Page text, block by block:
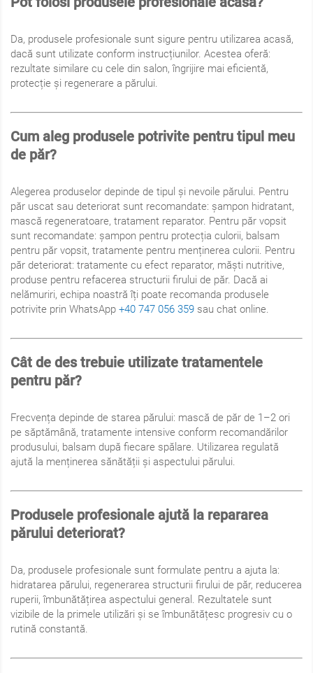
Da, produsele profesionale sunt sigure pentru utilizarea acasă,
dacă sunt utilizate conform instrucțiunilor. Acestea oferă:
rezultate similare cu cele din salon, îngrijire mai eficientă,
protecție și regenerare a părului.
Cum aleg produsele potrivite pentru tipul meu
de păr?
Alegerea produselor depinde de tipul și nevoile părului. Pentru
păr uscat sau deteriorat sunt recomandate: șampon hidratant,
mască regeneratoare, tratament reparator. Pentru păr vopsit
sunt recomandate: șampon pentru protecția culorii, balsam
pentru păr vopsit, tratamente pentru menținerea culorii. Pentru
păr deteriorat: tratamente cu efect reparator, măști nutritive,
produse pentru refacerea structurii firului de păr. Dacă ai
nelămuriri, echipa noastră îți poate recomanda produsele
potrivite prin WhatsApp +40 747 056 359 sau chat online.
Cât de des trebuie utilizate tratamentele
pentru păr?
Frecvența depinde de starea părului: mască de păr de 1–2 ori
pe săptămână, tratamente intensive conform recomandărilor
produsului, balsam după fiecare spălare. Utilizarea regulată
ajută la menținerea sănătății și aspectului părului.
Produsele profesionale ajută la repararea
părului deteriorat?
Da, produsele profesionale sunt formulate pentru a ajuta la:
hidratarea părului, regenerarea structurii firului de păr, reducerea
ruperii, îmbunătățirea aspectului general. Rezultatele sunt
vizibile de la primele utilizări și se îmbunătățesc progresiv cu o
rutină constantă.